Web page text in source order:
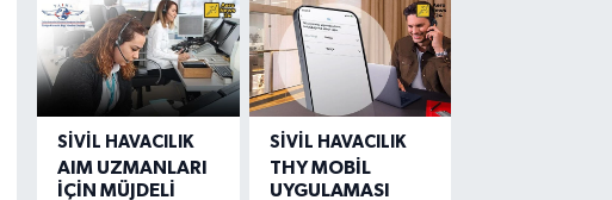
SIVIL HAVACILIK
AIM UZMANLARI
İÇİN MÜJDELİ
SIVIL HAVACILIK
THY MOBİL
UYGULAMASI